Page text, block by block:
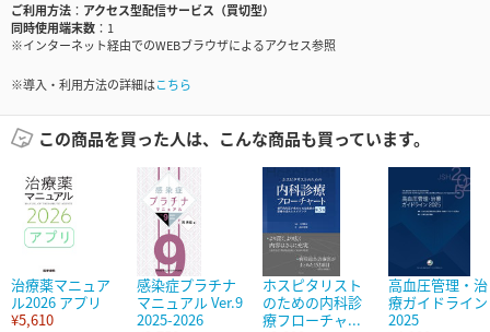
ご利用方法
アクセス型配信サービス（買切型）
同時使用端末数
1
※インターネット経由でのWEBブラウザによるアクセス参照
※導入・利用方法の詳細はこちら
この商品を買った人は、こんな商品も買っています。
治療薬マニュア
ル2026 アプリ
¥5,610
感染症プラチナ
マニュアル Ver.9
2025-2026
ホスピタリスト
のための内科診
療フローチャ...
高血圧管理・治
療ガイドライン
2025